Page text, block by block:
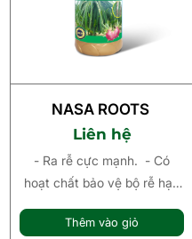
NASA ROOTS
Liên hệ
- Ra rễ cực mạnh. - Có
hoạt chất bảo vệ bộ rễ hạn
Mập cành, xanh cành -
Thêm vào giỏ